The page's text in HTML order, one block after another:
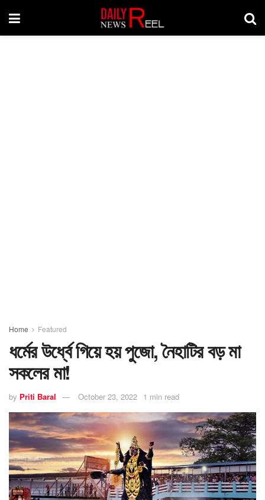
Home Featured
ধর্মের উর্ধ্বে গিয়ে হয় পুজো, নৈহাটির বড় মা
সকলের মা!
by Priti Baral October 23, 2022 1 min read